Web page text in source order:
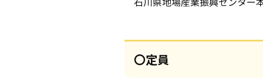
〇定員